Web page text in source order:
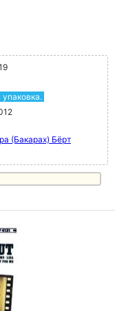
(Бакарах) Бёрт